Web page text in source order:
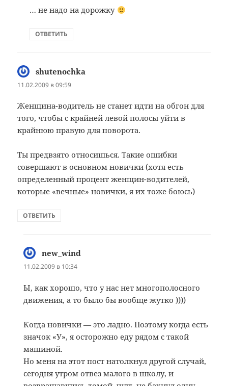
… не надо на дорожку
ОТВЕТИТЬ
shutenochka
11.02.2009 в 09:59
Женщина-водитель не станет идти на обгон для
того, чтобы с крайней левой полосы уйти в
крайнюю правую для поворота.
Ты предвзято относишься. Такие ошибки
совершают в основном новички (хотя есть
определенный процент женщин-водителей,
которые «вечные» новички, я их тоже боюсь)
ОТВЕТИТЬ
new_wind
11.02.2009 в 10:34
Ы, как хорошо, что у нас нет многополосного
движения, а то было бы вообще жутко ))))
Когда новички — это ладно. Поэтому когда есть
значок «У», я осторожно еду рядом с такой
машиной.
Но меня на этот пост натолкнул другой случай,
сегодня утром отвез малого в школу, и